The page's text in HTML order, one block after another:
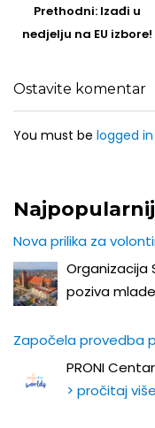
navigation
Prethodni: Prethodni
post
Izađi u
nedjelju na EU izbore!
Ostavite komentar
You must be logged in
Nova prilika za
Organizacija
poziva mlade
Započela provedba
PRONI
> pročitaj